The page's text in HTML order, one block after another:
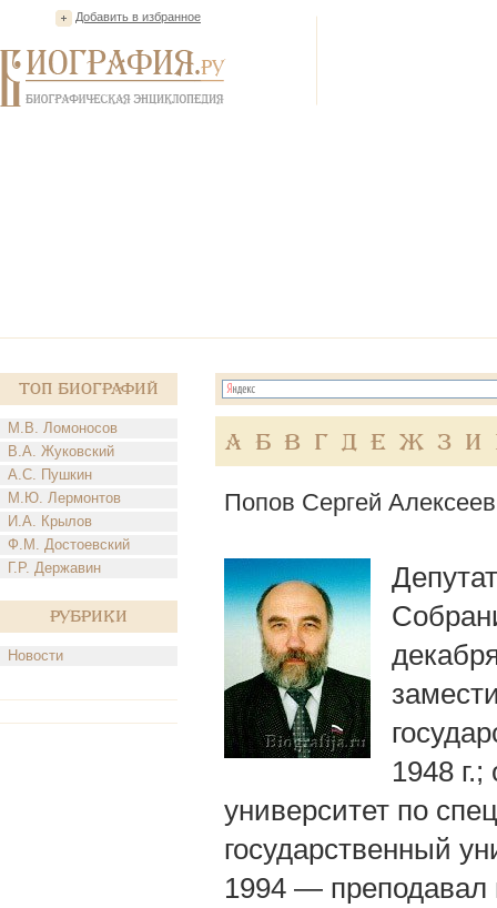
Добавить в избранное
Топ Биографий
М.В. Ломоносов
В.А. Жуковский
А.С. Пушкин
М.Ю. Лермонтов
И.А. Крылов
Ф.М. Достоевский
Г.Р. Державин
Рубрики
Новости
А Б В Г Д Е Ж З И
Попов Сергей
1948
университет по
государственный
1994 — преподавал